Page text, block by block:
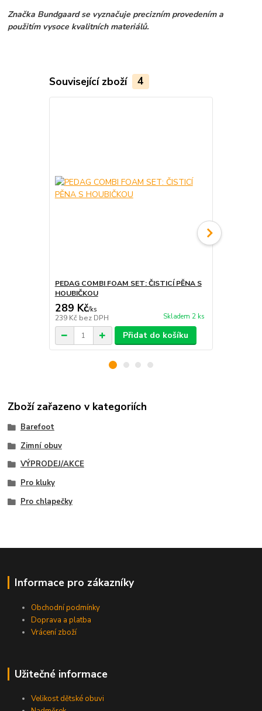
Značka Bundgaard se vyznačuje precizním provedením a
použitím vysoce kvalitních materiálů.
Související zboží 4
PEDAG COMBI FOAM SET: ČISTICÍ PĚNA S
HOUBIČKOU
289 Kč/ks
239 Kč bez DPH Skladem 2 ks
Přidat do košíku
Zboží zařazeno v kategoriích
Barefoot
Zimní obuv
VÝPRODEJ/AKCE
Pro kluky
Pro chlapečky
Informace pro zákazníky
Obchodní podmínky
Doprava a platba
Vrácení zboží
Užitečné informace
Velikost dětské obuvi